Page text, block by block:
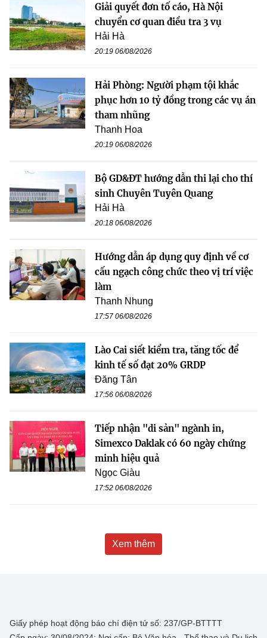
Giải quyết đơn tố cáo, Hà Nội
chuyển cơ quan điều tra 3 vụ
Hải Hà
20:19 06/08/2026
Hải Phòng: Người phạm tội khắc
phục hơn 10 tỷ đồng trong các vụ án
tham nhũng
Thanh Hoa
20:19 06/08/2026
Bộ GD&ĐT hướng dẫn thi lại cho thí
sinh Chuyên Tuyên Quang
Hải Hà
20:18 06/08/2026
Hướng dẫn áp dụng quy định về cơ
cấu ngạch công chức theo vị trí việc
làm
Thanh Nhung
17:57 06/08/2026
Lào Cai siết kiểm tra, tăng tốc để
kinh tế số đạt 20% GRDP
Đăng Tân
17:56 06/08/2026
Tiếp nhận "di sản" ngành in,
Simexco Daklak có 60 ngày chứng
minh hiệu quả
Ngọc Giàu
17:52 06/08/2026
Xem thêm
Giấy phép hoạt động báo chí điện tử số: 237/GP-BTTTT